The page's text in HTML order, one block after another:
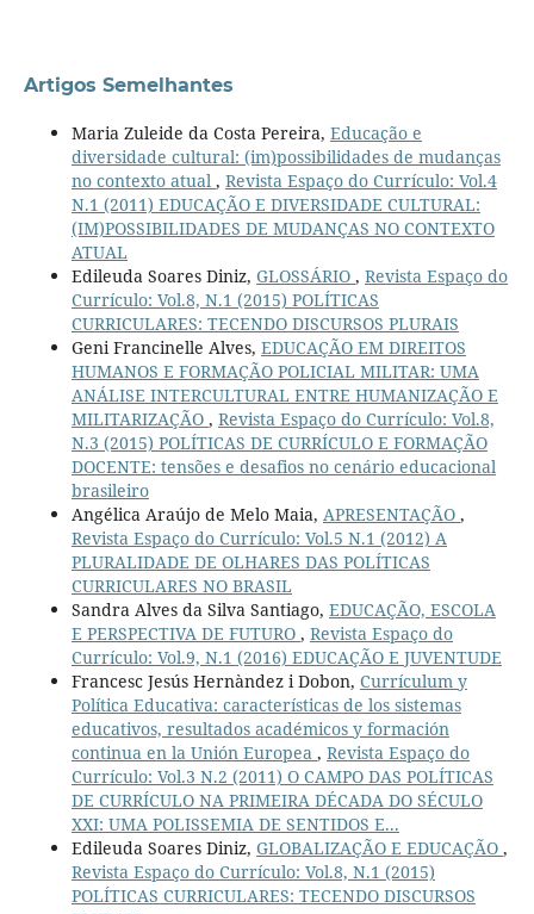
Artigos Semelhantes
Maria Zuleide da Costa Pereira, Educação e
diversidade cultural: (im)possibilidades de mudanças
no contexto atual , Revista Espaço do Currículo: Vol.4
N.1 (2011) EDUCAÇÃO E DIVERSIDADE CULTURAL:
(IM)POSSIBILIDADES DE MUDANÇAS NO CONTEXTO
ATUAL
Edileuda Soares Diniz, GLOSSÁRIO , Revista Espaço do
Currículo: Vol.8, N.1 (2015) POLÍTICAS
CURRICULARES: TECENDO DISCURSOS PLURAIS
Geni Francinelle Alves, EDUCAÇÃO EM DIREITOS
HUMANOS E FORMAÇÃO POLICIAL MILITAR: UMA
ANÁLISE INTERCULTURAL ENTRE HUMANIZAÇÃO E
MILITARIZAÇÃO , Revista Espaço do Currículo: Vol.8,
N.3 (2015) POLÍTICAS DE CURRÍCULO E FORMAÇÃO
DOCENTE: tensões e desafios no cenário educacional
brasileiro
Angélica Araújo de Melo Maia, APRESENTAÇÃO ,
Revista Espaço do Currículo: Vol.5 N.1 (2012) A
PLURALIDADE DE OLHARES DAS POLÍTICAS
CURRICULARES NO BRASIL
Sandra Alves da Silva Santiago, EDUCAÇÃO, ESCOLA
E PERSPECTIVA DE FUTURO , Revista Espaço do
Currículo: Vol.9, N.1 (2016) EDUCAÇÃO E JUVENTUDE
Francesc Jesús Hernàndez i Dobon, Currículum y
Política Educativa: características de los sistemas
educativos, resultados académicos y formación
continua en la Unión Europea , Revista Espaço do
Currículo: Vol.3 N.2 (2011) O CAMPO DAS POLÍTICAS
DE CURRÍCULO NA PRIMEIRA DÉCADA DO SÉCULO
XXI: UMA POLISSEMIA DE SENTIDOS E...
Edileuda Soares Diniz, GLOBALIZAÇÃO E EDUCAÇÃO ,
Revista Espaço do Currículo: Vol.8, N.1 (2015)
POLÍTICAS CURRICULARES: TECENDO DISCURSOS